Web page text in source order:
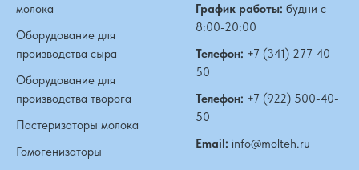
молока
Оборудование для
производства сыра
Оборудование для
производства творога
Пастеризаторы молока
Гомогенизаторы
График работы: будни с
8:00-20:00
Телефон: +7 (341) 277-40-
50
Телефон: +7 (922) 500-40-
50
Email: info@molteh.ru